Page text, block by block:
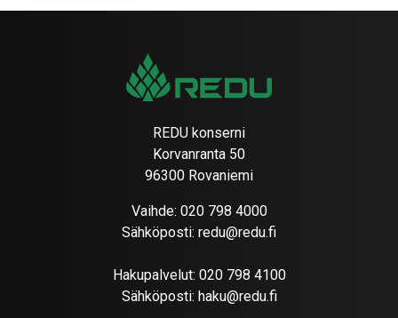
REDU konserni
Korvanranta 50
96300 Rovaniemi
Vaihde: 020 798 4000
Sähköposti: redu@redu.fi
Hakupalvelut: 020 798 4100
Sähköposti: haku@redu.fi